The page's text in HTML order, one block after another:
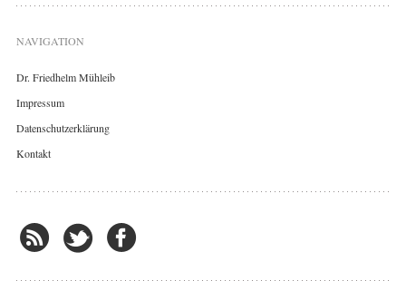
NAVIGATION
Dr. Friedhelm Mühleib
Impressum
Datenschutzerklärung
Kontakt